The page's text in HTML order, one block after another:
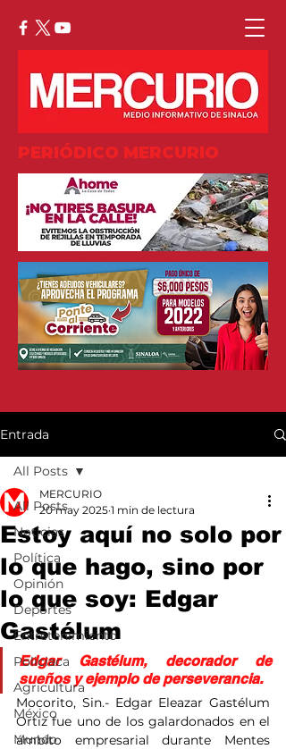
PERIÓDICO MERCURIO
Entrada
All Posts
Noticias
Política
Opinión
Deportes
Entretenimiento
Policiaca
Agricultura
México
Mundo
All Posts
Estoy aquí no solo por
lo que hago, sino por
lo que soy: Edgar
Gastélum
MERCURIO
20 may 2025 1 min de lectura
Edgar Gastélum, decorador de
sueños y ejemplo de perseverancia.
Mocorito, Sin.- Edgar Eleazar Gastélum
Ortiz fue uno de los galardonados en el
ámbito empresarial durante Mentes